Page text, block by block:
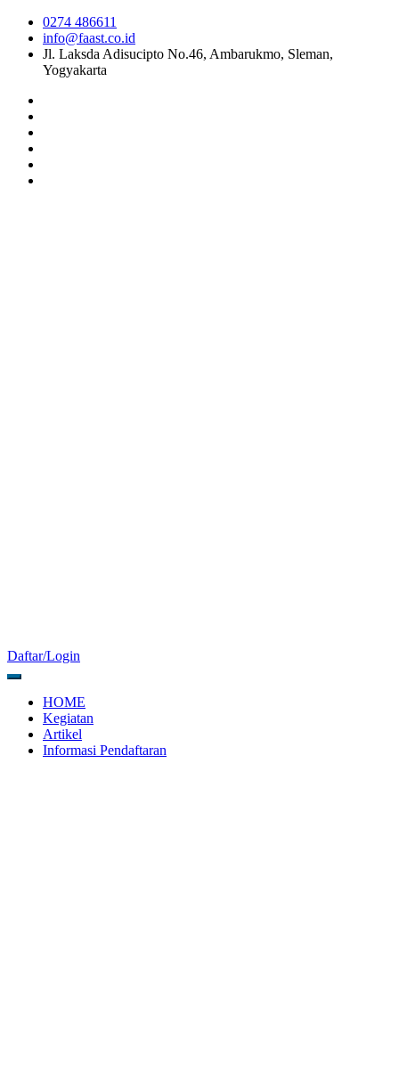
0274 486611
info@faast.co.id
Jl. Laksda Adisucipto No.46, Ambarukmo, Sleman,
Yogyakarta
Daftar/Login
HOME
Kegiatan
Artikel
Informasi Pendaftaran